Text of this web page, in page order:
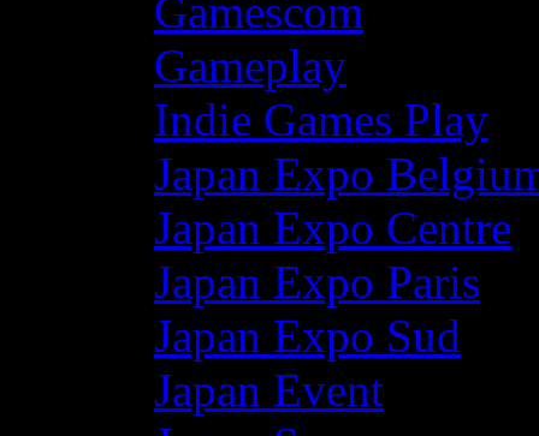
Gamescom
Gameplay
Indie Games Play
Japan Expo
Japan Expo Centre
Japan Expo Paris
Japan Expo Sud
Japan Event